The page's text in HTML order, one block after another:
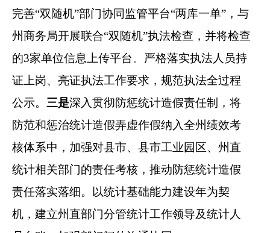
完善“双随机”部门协同监管平台“两库一单”，与
州商务局开展联合“双随机”执法检查，并将检查
的3家单位信息上传平台。严格落实执法人员持
证上岗、亮证执法工作要求，规范执法全过程
公示。 三是深入贯彻防惩统计造假责任制，将
防范和惩治统计造假弄虚作假纳入全州绩效考
核体系中，加强对县市、县市工业园区、州直
统计相关部门的责任考核，推动防惩统计造假
责任落实落细。以统计基础能力建设年为契
机，建立州直部门分管统计工作领导及统计人